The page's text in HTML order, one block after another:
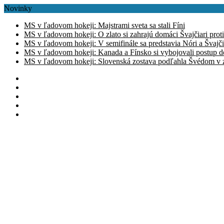
Novinky
MS v ľadovom hokeji: Majstrami sveta sa stali Fíni
MS v ľadovom hokeji: O zlato si zahrajú domáci Švajčiari
MS v ľadovom hokeji: V semifinále sa predstavia Nóri a
MS v ľadovom hokeji: Kanada a Fínsko si vybojovali postup
MS v ľadovom hokeji: Slovenská zostava podľahla Švédom v